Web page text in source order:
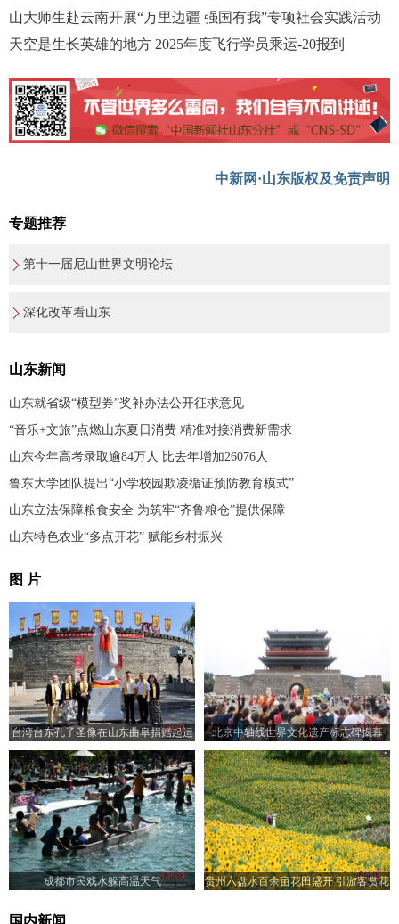
山大师生赴云南开展“万里边疆 强国有我”专项社会实践活动
天空是生长英雄的地方 2025年度飞行学员乘运-20报到
中新网·山东版权及免责声明
专题推荐
第十一届尼山世界文明论坛
深化改革看山东
山东新闻
山东就省级“模型券”奖补办法公开征求意见
“音乐+文旅”点燃山东夏日消费 精准对接消费新需求
山东今年高考录取逾84万人 比去年增加26076人
鲁东大学团队提出“小学校园欺凌循证预防教育模式”
山东立法保障粮食安全 为筑牢“齐鲁粮仓”提供保障
山东特色农业“多点开花” 赋能乡村振兴
图 片
台湾台东孔子圣像在山东曲阜捐赠起运 北京中轴线世界文化遗产标志碑揭幕
成都市民戏水躲高温天气
贵州六盘水百余亩花田盛开 引游客赏花